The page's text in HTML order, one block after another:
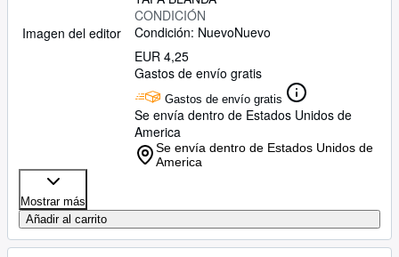
Imagen del editor
CONDICIÓN
Condición: NuevoNuevo
EUR 4,25
Gastos de envío gratis
Gastos de envío gratis
Se envía dentro de Estados Unidos de
America
Se envía dentro de Estados Unidos de
America
Mostrar más
Añadir al carrito